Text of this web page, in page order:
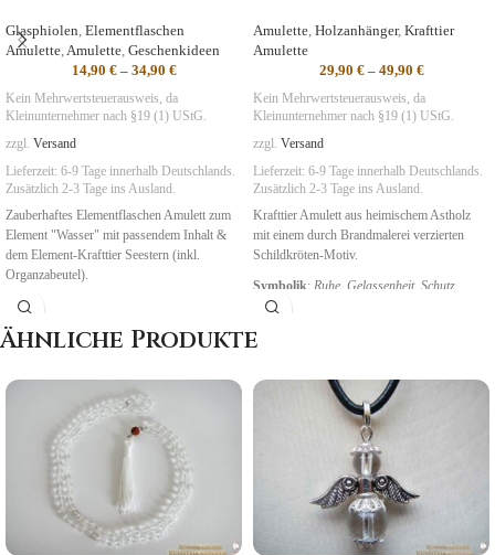
Glasphiolen Elementflaschen
Amulette Amulette Geschenkideen
14,90 €– 34,90 €
Kein Mehrwertsteuerausweis, da
Kleinunternehmer nach §19 (1) UStG.
zzgl. Versand
Lieferzeit: 6-9 Tage innerhalb Deutschlands.
Zusätzlich 2-3 Tage ins Ausland.
Zauberhaftes Elementflaschen Amulett zum
Element "Wasser" mit passendem Inhalt &
dem Element-Krafttier Seestern (inkl.
Organzabeutel).
Amulette Holzanhänger, Krafttier
Amulette
29,90 €– 49,90 €
Kein Mehrwertsteuerausweis, da
Kleinunternehmer nach §19 (1) UStG.
zzgl. Versand
Lieferzeit: 6-9 Tage innerhalb Deutschlands.
Zusätzlich 2-3 Tage ins Ausland.
Krafttier Amulett aus heimischem Astholz
mit einem durch Brandmalerei verzierten
Schildkröten-Motiv.
Symbolik: Ruhe, Gelassenheit, Schutz
Ähnliche Produkte